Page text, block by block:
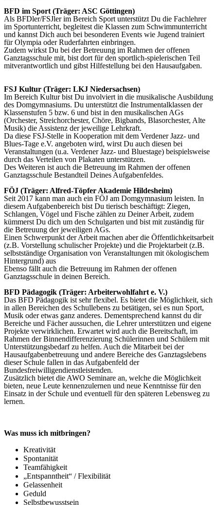
BFD im Sport (Träger: ASC Göttingen)
Als BFDler/FSJler im Bereich Sport unterstützt Du die Fachlehrer
im Sportunterricht, begleitest die Klassen zum Schwimmunterricht
und kannst Dich auch bei besonderen Events wie Jugend trainiert
für Olympia oder Ruderfahrten einbringen.
Zudem wirkst Du bei der Betreuung im Rahmen der offenen
Ganztagsschule mit, bist dort für den sportlich-spielerischen Teil
mitverantwortlich und gibst Hilfestellung bei den Hausaufgaben.
FSJ Kultur (Träger: LKJ Niedersachsen)
Im Bereich Kultur bist Du involviert in die musikalische Ausbildung
des Domgymnasiums. Du unterstützt die Instrumentalklassen der
Klassenstufen 5 bzw. 6 und bist in den musikalischen AGs
(Orchester, Streichorchester, Chöre, Bigbands, Blasorchester, Alte
Musik) die Assistenz der jeweilige Lehrkraft.
Da diese FSJ-Stelle in Kooperation mit dem Verdener Jazz- und
Blues-Tage e.V. angeboten wird, wirst Du auch diesen bei
Veranstaltungen (u.a. Verdener Jazz- und Bluestage) beispielsweise
durch das Verteilen von Plakaten unterstützen.
Des Weiteren ist auch die Betreuung im Rahmen der offenen
Ganztagsschule Bestandteil Deines Aufgabenfeldes.
FÖJ (Träger: Alfred-Töpfer Akademie Hildesheim)
Seit 2017 kann man auch ein FÖJ am Domgymnasium leisten. In
diesem Aufgabenbereich bist Du tierisch beschäftigt: Ziegen,
Schlangen, Vögel und Fische zählen zu Deiner Arbeit, zudem
kümmerst Du dich um den Schulgarten und bist mit zuständig für
die Betreuung der jeweiligen AGs.
Einen Schwerpunkt der Arbeit machen aber die Öffentlichkeitsarbeit
(z.B. Vorstellung schulischer Projekte) und die Projektarbeit (z.B.
selbstständige Organisation von Veranstaltungen mit ökologischem
Hintergrund) aus
Ebenso fällt auch die Betreuung im Rahmen der offenen
Ganztagsschule in deinen Bereich.
BFD Pädagogik (Träger: Arbeiterwohlfahrt e. V.)
Das BFD Pädagogik ist sehr flexibel. Es bietet die Möglichkeit, sich
in allen Bereichen des Schullebens zu betätigen, sei es nun Sport,
Musik oder etwas ganz anderes. Dementsprechend kannst du dir
Bereiche und Fächer aussuchen, die Lehrer unterstützen und eigene
Projekte verwirklichen. Erwartet wird auch die Bereitschaft, im
Rahmen der Binnendifferenzierung Schülerinnen und Schülern mit
Unterstützungsbedarf zu helfen. Auch die Mitarbeit bei der
Hausaufgabenbetreuung und andere Bereiche des Ganztagslebens
dieser Schule fallen in das Aufgabenfeld der
Bundesfreiwilligendienstleistenden.
Zusätzlich bietet die AWO Seminare an, welche die Möglichkeit
bieten, neue Leute kennenzulernen und neue Kenntnisse für den
Einsatz in der Schule und eventuell für den späteren Lebensweg zu
lernen.
Was muss ich mitbringen?
Kreativität
Spontanität
Teamfähigkeit
„Entspanntheit“ / Flexibilität
Gelassenheit
Geduld
Selbstbewusstsein